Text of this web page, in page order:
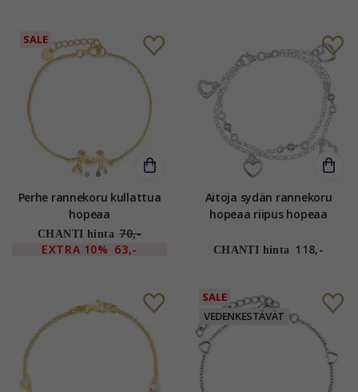
SALE
Perhe rannekoru kullattua
hopeaa
CHANTI hinta 70,-
EXTRA 10% 63,-
Aitoja sydän rannekoru
hopeaa riipus hopeaa
CHANTI hinta 118,-
SALE
VEDENKESTÄVÄT